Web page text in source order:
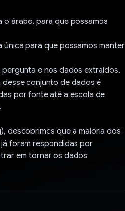
árabe, para que possamos
única para que possamos manter
pergunta e nos dados extraídos.
conjunto de dados é
por fonte até a escola de
descobrimos que a maioria dos
foram respondidas por
em tornar os dados